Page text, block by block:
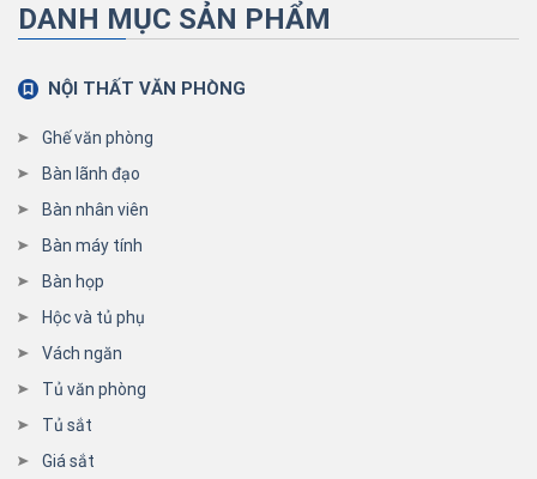
DANH MỤC SẢN PHẨM
NỘI THẤT VĂN PHÒNG
Ghế văn phòng
Bàn lãnh đạo
Bàn nhân viên
Bàn máy tính
Bàn họp
Hộc và tủ phụ
Vách ngăn
Tủ văn phòng
Tủ sắt
Giá sắt